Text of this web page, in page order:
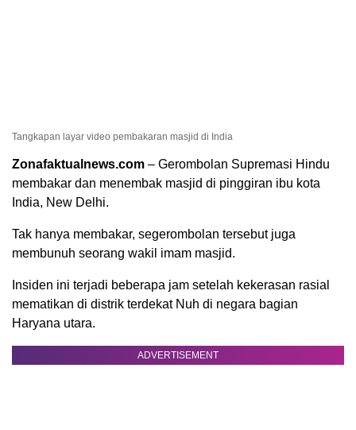
Tangkapan layar video pembakaran masjid di India
Zonafaktualnews.com – Gerombolan Supremasi Hindu
membakar dan menembak masjid di pinggiran ibu kota
India, New Delhi.
Tak hanya membakar, segerombolan tersebut juga
membunuh seorang wakil imam masjid.
Insiden ini terjadi beberapa jam setelah kekerasan rasial
mematikan di distrik terdekat Nuh di negara bagian
Haryana utara.
ADVERTISEMENT